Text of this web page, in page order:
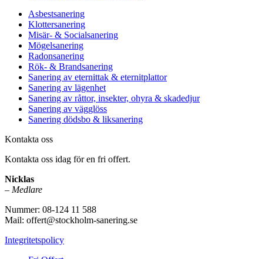
Asbestsanering
Klottersanering
Misär- & Socialsanering
Mögelsanering
Radonsanering
Rök- & Brandsanering
Sanering av eternittak & eternitplattor
Sanering av lägenhet
Sanering av råttor, insekter, ohyra & skadedjur
Sanering av vägglöss
Sanering dödsbo & liksanering
Kontakta oss
Kontakta oss idag för en fri offert.
Nicklas
– Medlare
Nummer: 08-124 11 588
Mail: offert@stockholm-sanering.se
Integritetspolicy